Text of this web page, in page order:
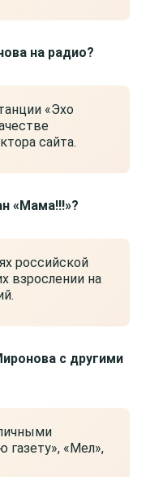
на радио?
«Эхо
сайта.
«Мама!!!»?
российской
взрослении на
с другими
газету», «Мел»,